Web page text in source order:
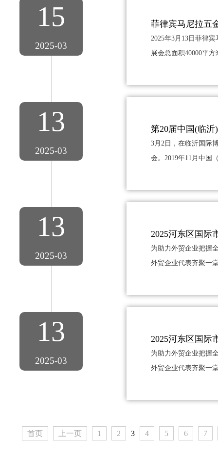
15
2025-03
菲律宾马尼拉五
2025年3月13日菲律
展会总面积40000平
13
2025-03
第20届中国(临
3月2日，在临沂国际
会。2019年11月中国
13
2025-03
2025河东区国际
为助力外贸企业把握
外贸企业代表齐聚一
13
2025-03
2025河东区国际
为助力外贸企业把握
外贸企业代表齐聚一
首页 上一页 1 2 3 4 5 6 7